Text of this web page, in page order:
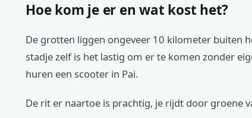
Hoe kom je er en wat kost het?
De grotten liggen ongeveer 10 kilometer buiten
stadje zelf is het lastig om er te komen zonder
huren een scooter in Pai.
De rit er naartoe is prachtig, je rijdt door groene